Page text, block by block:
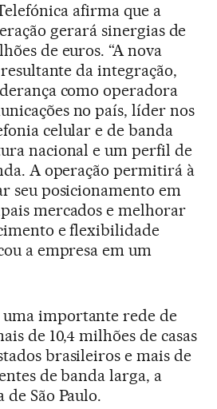
afirma que a
gerará sinergias de
de euros. “A nova
da integração,
como operadora
no país, líder nos
celular e de banda
nacional e um perfil de
A operação permitirá à
seu posicionamento em
mercados e melhorar
e flexibilidade
a empresa em um
uma importante rede de
de 10,4 milhões de casas
brasileiros e mais de
de banda larga, a
São Paulo.